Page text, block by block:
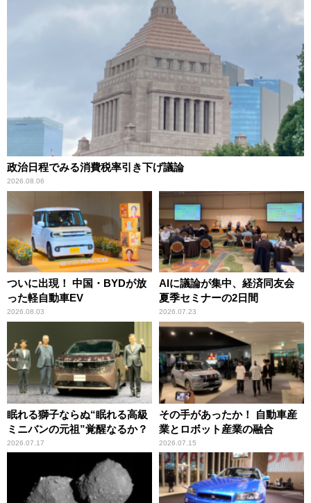
政治日程でみる消費税率引き下げ議論
2026.08.06
ついに出現！ 中国・BYDが放
った軽自動車EV
2026.08.03
AIに議論が集中、経済同友会
夏季セミナーの2日間
2026.07.23
眠れる獅子ならぬ“眠れる高級
ミニバンの元祖”覚醒なるか？
2026.07.17
その手があったか！ 自動車産
業とロボット産業の融合
2026.07.15